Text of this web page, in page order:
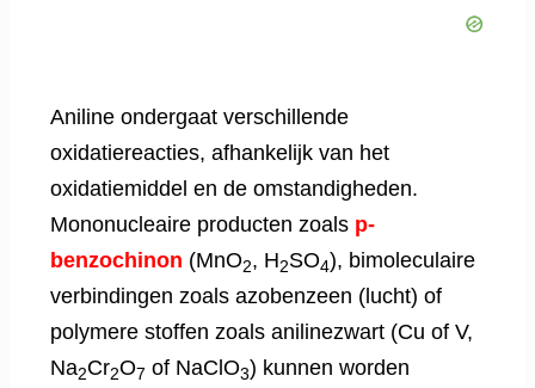
Aniline ondergaat verschillende
oxidatiereacties, afhankelijk van het
oxidatiemiddel en de omstandigheden.
Mononucleaire producten zoals p-
benzochinon (MnO2, H2SO4), bimoleculaire
verbindingen zoals azobenzeen (lucht) of
polymere stoffen zoals anilinezwart (Cu of V,
Na2Cr2O7 of NaClO3) kunnen worden